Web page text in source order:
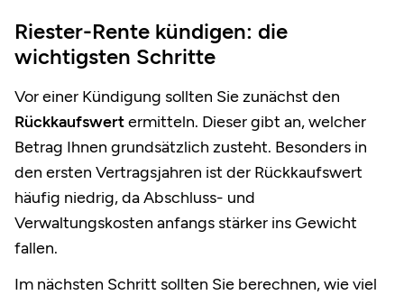
Riester-Rente kündigen: die
wichtigsten Schritte
Vor einer Kündigung sollten Sie zunächst den
Rückkaufswertermitteln. Dieser gibt an, welcher
Betrag Ihnen grundsätzlich zusteht. Besonders in
den ersten Vertragsjahren ist der Rückkaufswert
häufig niedrig, da Abschluss- und
Verwaltungskosten anfangs stärker ins Gewicht
fallen.
Im nächsten Schritt sollten Sie berechnen, wie viel